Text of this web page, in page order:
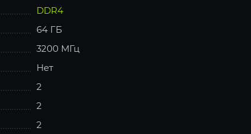
DDR4
64 ГБ
3200 МГц
Нет
2
2
2